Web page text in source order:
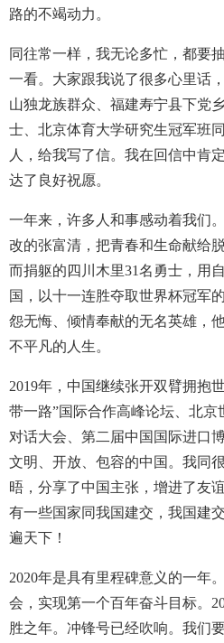
路的不竭动力。
同往常一样，我无论多忙，都要
一看。大家跟我说了很多心里话
山独龙族群众、福建寿宁县下党
士、北京体育大学研究生冠军班
人，给我写了信。我在回信中肯
达了良好祝愿。
一年来，许多人和事感动着我们
改的张富清，把青春和生命献给
而捐躯的四川木里31名勇士，用
国，以十一连胜夺取世界杯冠
怨无悔、倾情奉献的无名英雄，
不平凡的人生。
2019年，中国继续张开双臂拥抱
带一路”国际合作高峰论坛、北京
对话大会、第二届中国国际进口
文明、开放、包容的中国。我同
晤，分享了中国主张，增进了友
有一些国家同我国建交，我国建
遍天下！
2020年是具有里程碑意义的一年
会，实现第一个百年奋斗目标。
胜之年。冲锋号已经吹响。我们